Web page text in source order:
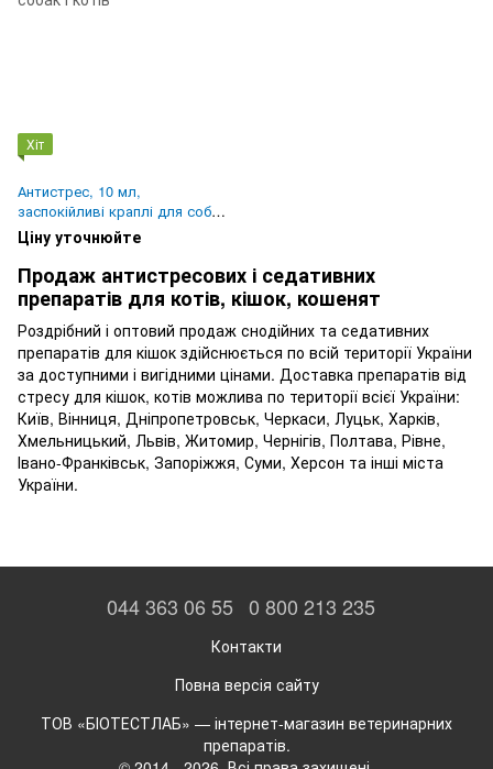
Хіт
Антистрес, 10 мл,
заспокійливі краплі для собак
і котів
Ціну уточнюйте
Продаж антистресових і седативних
препаратів для котів, кішок, кошенят
Роздрібний і оптовий продаж снодійних та седативних
препаратів для кішок здійснюється по всій території України
за доступними і вигідними цінами. Доставка препаратів від
стресу для кішок, котів можлива по території всієї України:
Київ, Вінниця, Дніпропетровськ, Черкаси, Луцьк, Харків,
Хмельницький, Львів, Житомир, Чернігів, Полтава, Рівне,
Івано-Франківськ, Запоріжжя, Суми, Херсон та інші міста
України.
044 363 06 55 0 800 213 235
Контакти
Повна версія сайту
ТОВ «БІОТЕСТЛАБ» — інтернет-магазин ветеринарних
препаратів.